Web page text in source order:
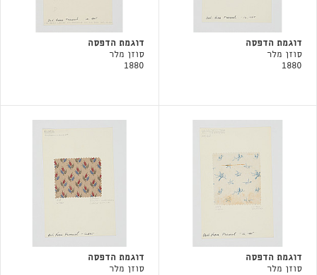
דוגמת הדפסה
סוזן מלר
1880
דוגמת הדפסה
סוזן מלר
1880
דוגמת הדפסה
סוזן מלר
דוגמת הדפסה
סוזן מלר